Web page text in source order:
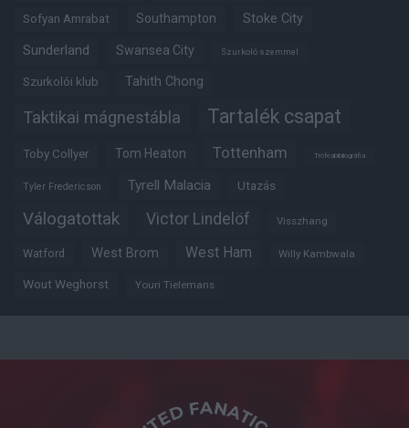
Sofyan Amrabat Southampton Stoke City
Sunderland Swansea City Szurkoló szemmel
Szurkolói klub Tahith Chong
Taktikai mágnestábla Tartalék csapat
Toby Collyer Tom Heaton Tottenham Trófeabibliográfia
Tyler Fredericson Tyrell Malacia Utazás
Válogatottak Victor Lindelöf Visszhang
Watford West Brom West Ham Willy Kambwala
Wout Weghorst Youri Tielemans